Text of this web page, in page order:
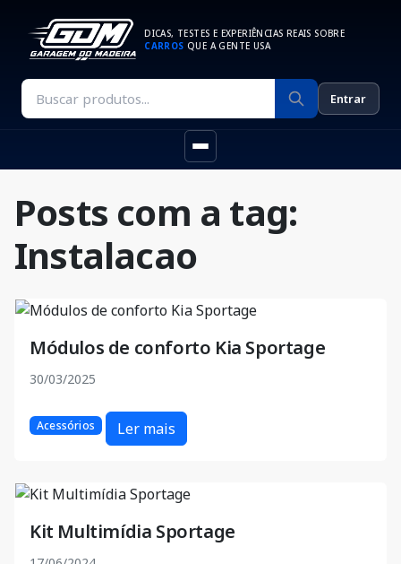
DICAS, TESTES E EXPERIÊNCIAS REAIS SOBRE
CARROS QUE A GENTE USA
Entrar
Posts com a tag:
Instalacao
Módulos de conforto Kia Sportage
30/03/2025
Acessórios Ler mais
Kit Multimídia Sportage